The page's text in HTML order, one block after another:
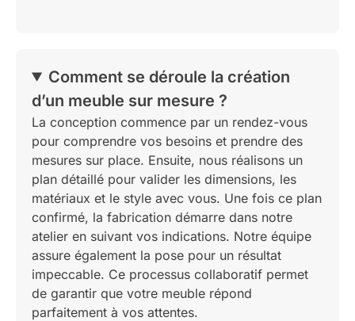
Comment se déroule la création
d’un meuble sur mesure ?
La conception commence par un rendez-vous
pour comprendre vos besoins et prendre des
mesures sur place. Ensuite, nous réalisons un
plan détaillé pour valider les dimensions, les
matériaux et le style avec vous. Une fois ce plan
confirmé, la fabrication démarre dans notre
atelier en suivant vos indications. Notre équipe
assure également la pose pour un résultat
impeccable. Ce processus collaboratif permet
de garantir que votre meuble répond
parfaitement à vos attentes.